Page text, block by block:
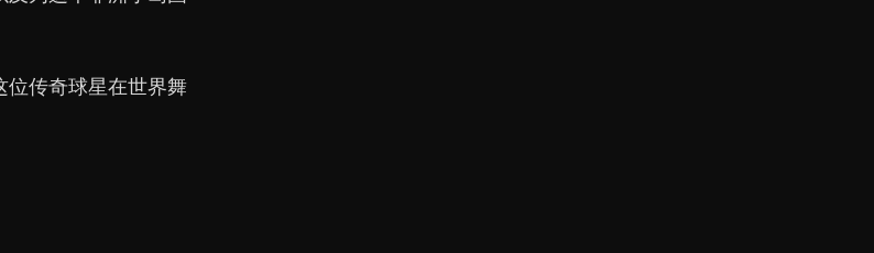
位传奇球星在世界舞